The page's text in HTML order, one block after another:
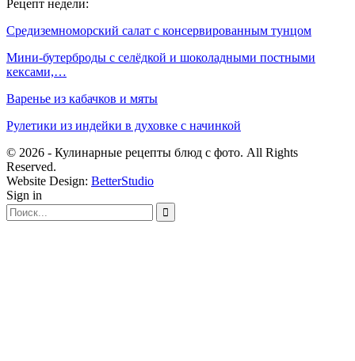
Рецепт недели:
Средиземноморский салат с консервированным тунцом
Мини-бутерброды с селёдкой и шоколадными постными
кексами,…
Варенье из кабачков и мяты
Рулетики из индейки в духовке с начинкой
© 2026 - Кулинарные рецепты блюд с фото. All Rights
Reserved.
Website Design: BetterStudio
Sign in